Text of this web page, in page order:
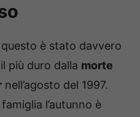
questo è stato davvero
più duro dalla morte
nell’agosto del 1997.
l’autunno è